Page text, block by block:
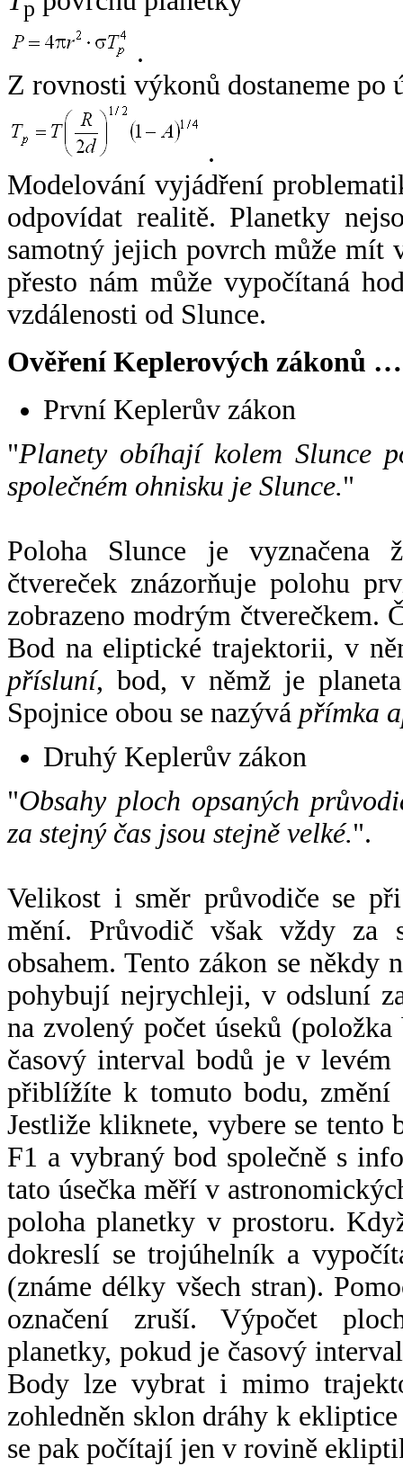
p
.
Z rovnosti výkonů dostaneme po
.
Modelování vyjádření
odpovídat realitě. Planetky
samotný jejich povrch může mít
přesto nám může vypočítaná
vzdálenosti od Slunce.
Ověření Keplerových zákonů …
První Keplerův zákon
"Planety obíhají kolem Slunce
společném ohnisku je Slunce."
Poloha Slunce je vyznačena
čtvereček znázorňuje polohu
zobrazeno modrým čtverečkem.
Bod na eliptické trajektorii, v
přísluní, bod, v němž je
Spojnice obou se nazývá přímka
Druhý Keplerův zákon
"Obsahy ploch opsaných
za stejný čas jsou stejně velké.".
Velikost i směr průvodiče se
mění. Průvodič však vždy za
obsahem. Tento zákon se někdy
pohybují nejrychleji, v odsluní
na zvolený počet úseků
časový interval bodů je v
přiblížíte k tomuto bodu,
Jestliže kliknete, vybere se tento
F1 a vybraný bod společně s
tato úsečka měří v
poloha planetky v prostoru.
dokreslí se trojúhelník a
(známe délky všech stran).
označení zruší. Výpočet
planetky, pokud je časový
Body lze vybrat i mimo
zohledněn sklon dráhy k
se pak počítají jen v rovině